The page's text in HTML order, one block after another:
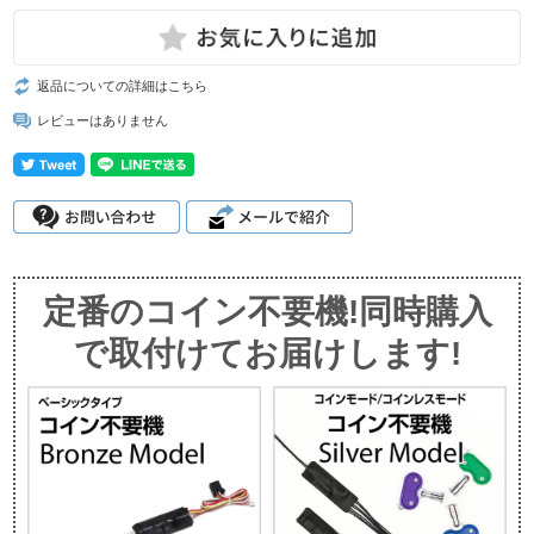
返品についての詳細はこちら
レビューはありません
定番のコイン不要機!同時購入
で取付けてお届けします!